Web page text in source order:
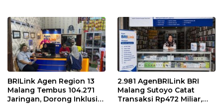
Bahan Baku Utama
Kedelai
BRILink Agen Region 13
Malang Tembus 104.271
Jaringan, Dorong Inklusi
2.981 AgenBRILink BRI
Malang Sutoyo Catat
Transaksi Rp472 Miliar,